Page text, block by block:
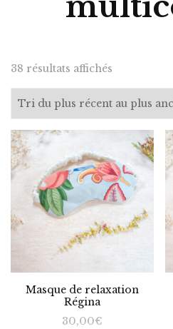
38 résultats affichés
plus
récent
ancien
Masque de relaxation
Régina
30,00€